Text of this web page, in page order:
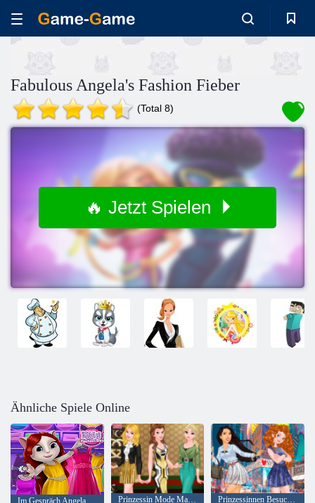
Fabulous Angela's Fashion Fieber
(Total 8)
🔥 Jetzt Spielen
Ähnliche Spiele Online
Im Gespräch Angela Fashion Day Prinzessin Mode Marken Favoriten Prinzessinnen Besuchen New York